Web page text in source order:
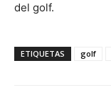
del golf.
ETIQUETAS golf